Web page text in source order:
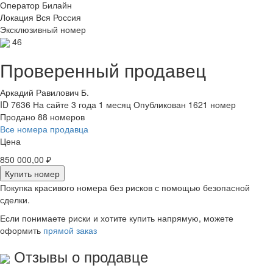
Оператор Билайн
Локация Вся Россия
Эксклюзивный номер
46
Проверенный продавец
Аркадий Равилович Б.
ID 7636 На сайте 3 года 1 месяц Опубликован 1621 номер
Продано 88 номеров
Все номера продавца
Цена
850 000,00 ₽
Купить номер
Покупка красивого номера без рисков с помощью безопасной
сделки.
Если понимаете риски и хотите купить напрямую, можете
оформить прямой заказ
Отзывы о продавце